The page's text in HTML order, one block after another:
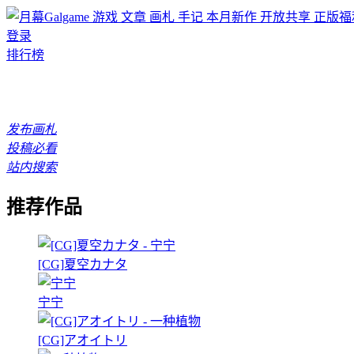
游戏 文章 画札 手记 本月新作 开放共享 正版
登录
排行榜
发布画札
投稿必看
站内搜索
推荐作品
[CG]夏空カナタ
宁宁
[CG]アオイトリ